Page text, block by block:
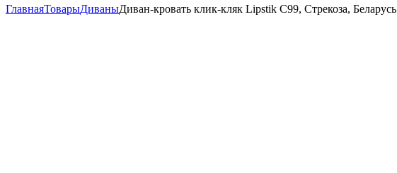
ГлавнаяТоварыДиваныДиван-кровать клик-кляк Lipstik C99, Стрекоза, Беларусь